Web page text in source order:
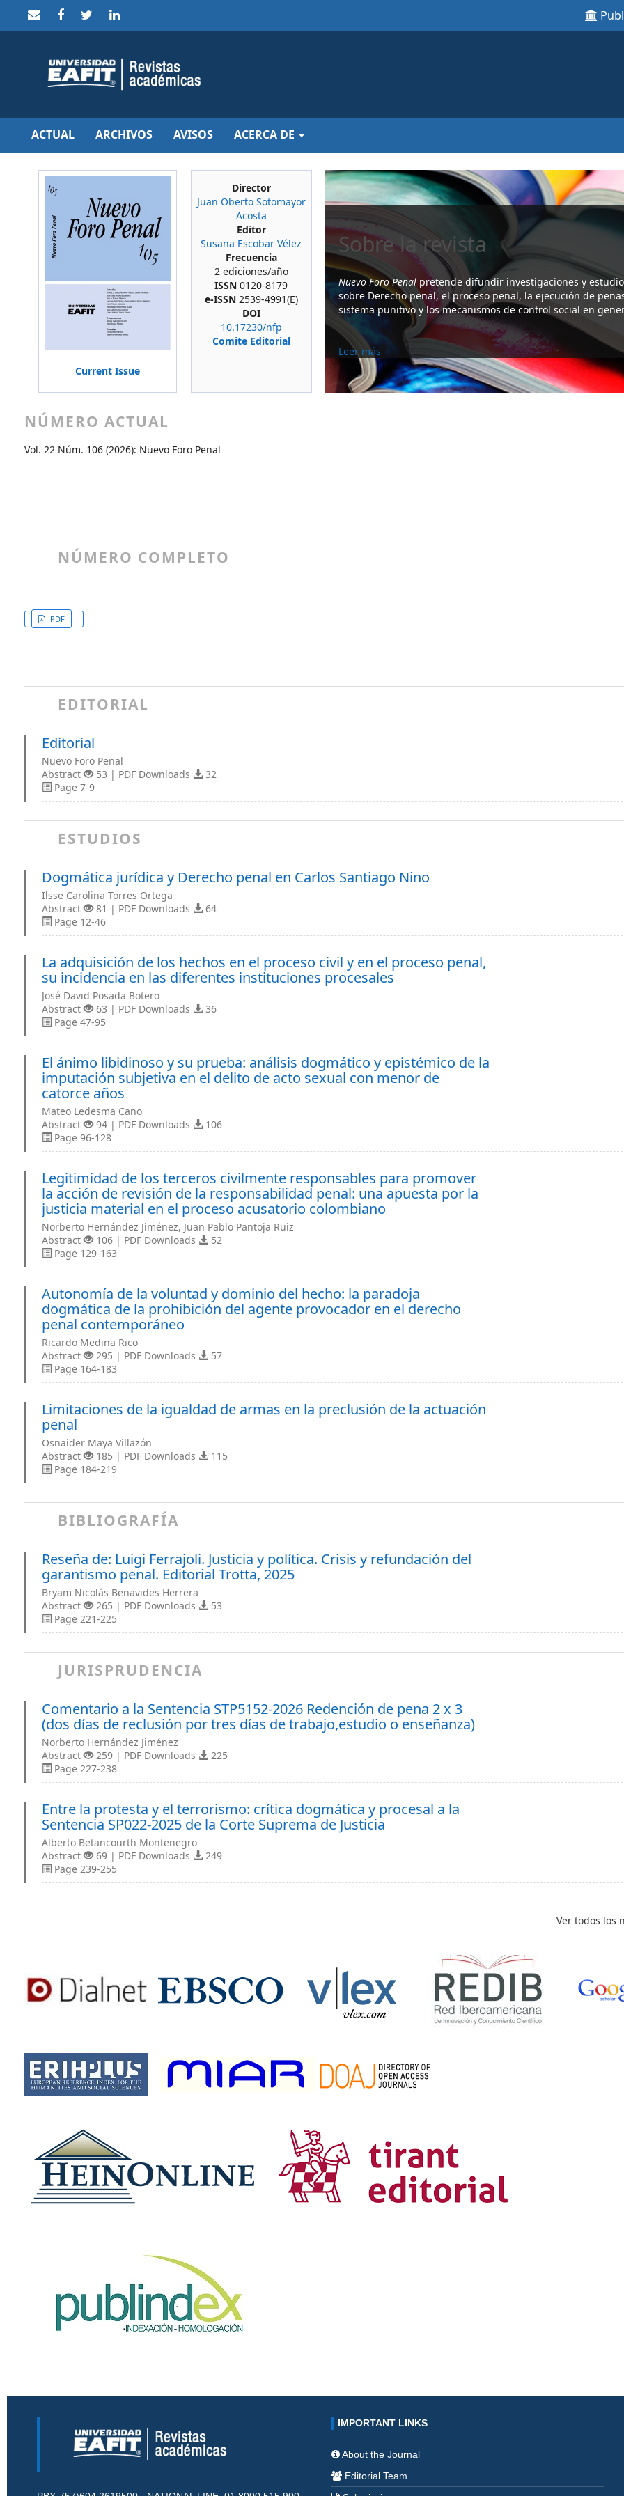
to
Main
Navigation
Content
Sidebar
ACTUAL ARCHIVOS AVISOS ACERCA DE
Current Issue
Director
Juan Oberto Sotomayor
Acosta
Editor
Susana Escobar Vélez
Frecuencia
2 ediciones/año
ISSN 0120-8179
e-ISSN2539-4991(E)
DOI
10.17230/nfp
Comite Editorial
Sobre la revista
Nuevo Foro Penal pretende difundir investigaciones y
sobre Derecho penal, el proceso penal, la ejecución de
sistema punitivo y los mecanismos de control social en
Leer más
NÚMERO ACTUAL
Vol. 22 Núm. 106 (2026): Nuevo Foro Penal
NÚMERO COMPLETO
PDF
EDITORIAL
Editorial
Nuevo Foro Penal
Abstract
53 | PDF Downloads
32
Page 7-9
ESTUDIOS
Dogmática jurídica y Derecho penal en Carlos Santiago Nino
Ilsse Carolina Torres Ortega
Abstract
81 | PDF Downloads
64
Page 12-46
La adquisición de los hechos en el proceso civil y en el proceso penal,
su incidencia en las diferentes instituciones procesales
José David Posada Botero
Abstract
63 | PDF Downloads
36
Page 47-95
El ánimo libidinoso y su prueba: análisis dogmático y epistémico de la
imputación subjetiva en el delito de acto sexual con menor de
catorce años
Mateo Ledesma Cano
Abstract
94 | PDF Downloads
106
Page 96-128
Legitimidad de los terceros civilmente responsables para promover
la acción de revisión de la responsabilidad penal: una apuesta por la
justicia material en el proceso acusatorio colombiano
Norberto Hernández Jiménez, Juan Pablo Pantoja Ruiz
Abstract
106 | PDF Downloads
52
Page 129-163
Autonomía de la voluntad y dominio del hecho: la paradoja
dogmática de la prohibición del agente provocador en el derecho
penal contemporáneo
Ricardo Medina Rico
Abstract
295 | PDF Downloads
57
Page 164-183
Limitaciones de la igualdad de armas en la preclusión de la actuación
penal
Osnaider Maya Villazón
Abstract
185 | PDF Downloads
115
Page 184-219
BIBLIOGRAFÍA
Reseña de: Luigi Ferrajoli. Justicia y política. Crisis y refundación del
garantismo penal. Editorial Trotta, 2025
Bryam Nicolás Benavides Herrera
Abstract
265 | PDF Downloads
53
Page 221-225
JURISPRUDENCIA
Comentario a la Sentencia STP5152-2026 Redención de pena 2 x 3
(dos días de reclusión por tres días de trabajo,estudio o enseñanza)
Norberto Hernández Jiménez
Abstract
259 | PDF Downloads
225
Page 227-238
Entre la protesta y el terrorismo: crítica dogmática y procesal a la
Sentencia SP022-2025 de la Corte Suprema de Justicia
Alberto Betancourth Montenegro
Abstract
69 | PDF Downloads
249
Page 239-255
Ver todos los
IMPORTANT LINKS
About the Journal
Editorial Team